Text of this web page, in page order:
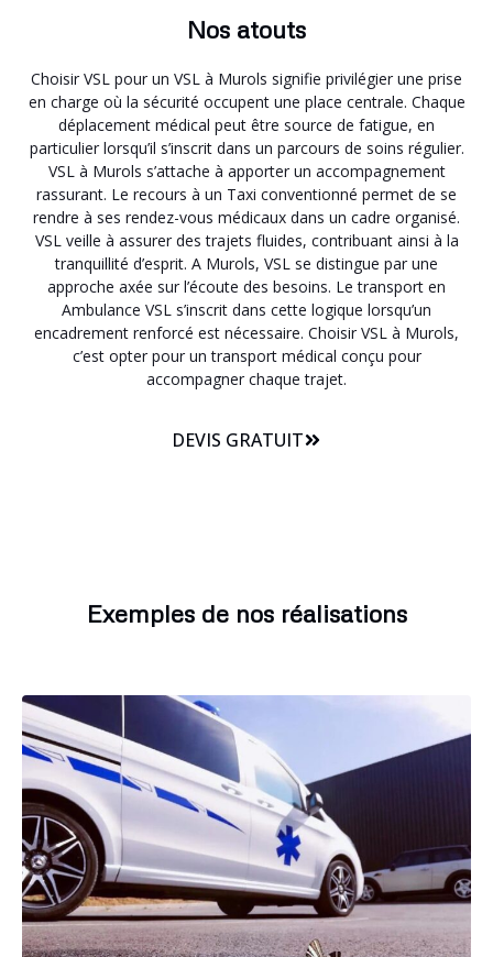
Nos atouts
Choisir VSL pour un VSL à Murols signifie privilégier une prise
en charge où la sécurité occupent une place centrale. Chaque
déplacement médical peut être source de fatigue, en
particulier lorsqu’il s’inscrit dans un parcours de soins régulier.
VSL à Murols s’attache à apporter un accompagnement
rassurant. Le recours à un Taxi conventionné permet de se
rendre à ses rendez-vous médicaux dans un cadre organisé.
VSL veille à assurer des trajets fluides, contribuant ainsi à la
tranquillité d’esprit. A Murols, VSL se distingue par une
approche axée sur l’écoute des besoins. Le transport en
Ambulance VSL s’inscrit dans cette logique lorsqu’un
encadrement renforcé est nécessaire. Choisir VSL à Murols,
c’est opter pour un transport médical conçu pour
accompagner chaque trajet.
DEVIS GRATUIT
Exemples de nos réalisations